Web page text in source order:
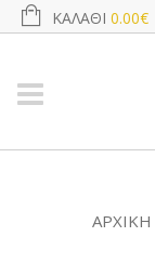
ΚΑΛΆΘΙ 0.00€
ΑΡΧΙΚΉ